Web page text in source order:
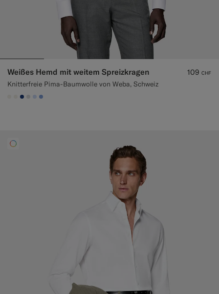
Weißes Hemd mit weitem Spreizkragen
Knitterfreie Pima-Baumwolle von Weba, Schweiz
109 CHF
#F1EFE8
#F1EFE8
#1C3D7A
#D9DADA
#CCDCF9
#82A1DC